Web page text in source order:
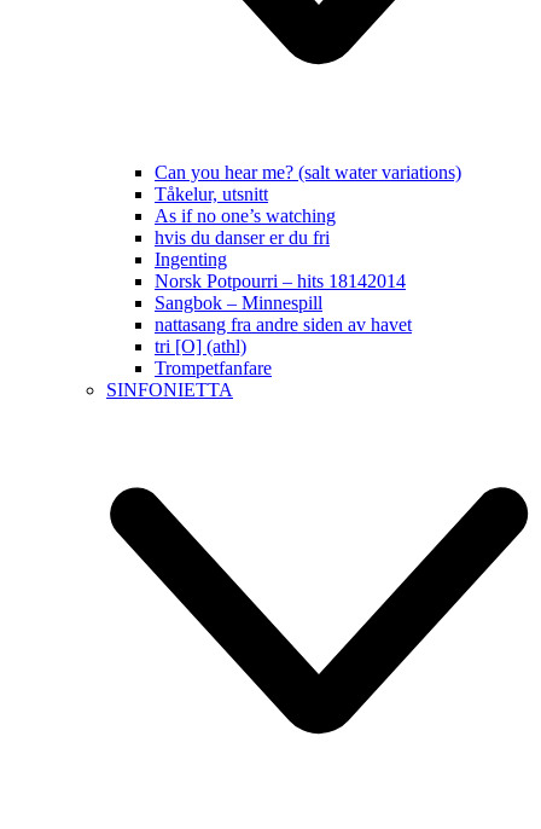
Can you hear me? (salt water variations)
Tåkelur, utsnitt
As if no one’s watching
hvis du danser er du fri
Ingenting
Norsk Potpourri – hits 18142014
Sangbok – Minnespill
nattasang fra andre siden av havet
tri [O] (athl)
Trompetfanfare
SINFONIETTA